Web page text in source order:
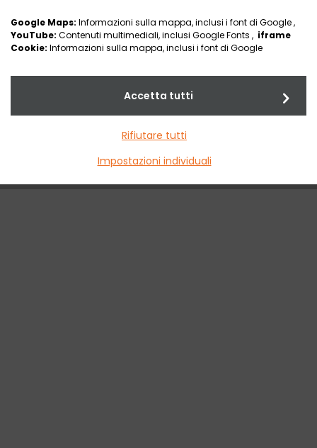
Google Maps: Informazioni sulla mappa, inclusi i font di Google ,
YouTube: Contenuti multimediali, inclusi Google Fonts , iframe
Cookie: Informazioni sulla mappa, inclusi i font di Google
Impostazioni individuali
Rifiutare tutti
Accetta tutti